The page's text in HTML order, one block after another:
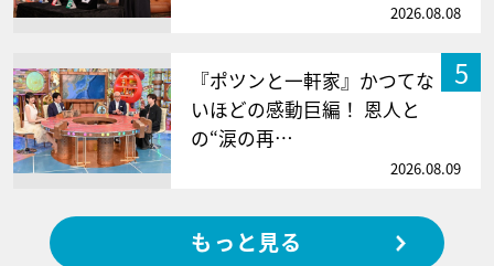
2026.08.08
5
『ポツンと一軒家』かつてな
いほどの感動巨編！ 恩人と
の“涙の再…
2026.08.09
もっと見る